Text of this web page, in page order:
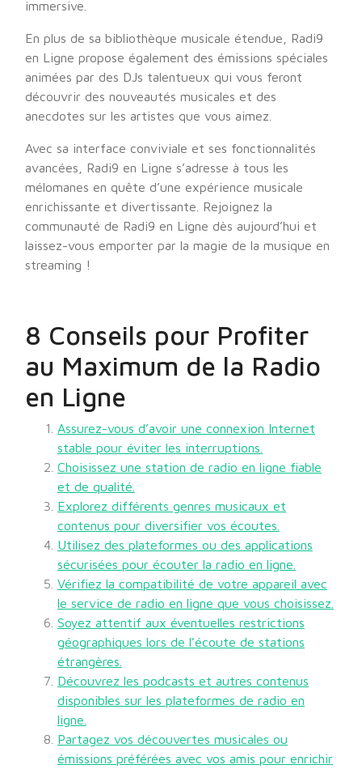
immersive.
En plus de sa bibliothèque musicale étendue, Radi9
en Ligne propose également des émissions spéciales
animées par des DJs talentueux qui vous feront
découvrir des nouveautés musicales et des
anecdotes sur les artistes que vous aimez.
Avec sa interface conviviale et ses fonctionnalités
avancées, Radi9 en Ligne s’adresse à tous les
mélomanes en quête d’une expérience musicale
enrichissante et divertissante. Rejoignez la
communauté de Radi9 en Ligne dès aujourd’hui et
laissez-vous emporter par la magie de la musique en
streaming !
8 Conseils pour Profiter
au Maximum de la Radio
en Ligne
Assurez-vous d’avoir une connexion Internet
stable pour éviter les interruptions.
Choisissez une station de radio en ligne fiable
et de qualité.
Explorez différents genres musicaux et
contenus pour diversifier vos écoutes.
Utilisez des plateformes ou des applications
sécurisées pour écouter la radio en ligne.
Vérifiez la compatibilité de votre appareil avec
le service de radio en ligne que vous choisissez.
Soyez attentif aux éventuelles restrictions
géographiques lors de l’écoute de stations
étrangères.
Découvrez les podcasts et autres contenus
disponibles sur les plateformes de radio en
ligne.
Partagez vos découvertes musicales ou
émissions préférées avec vos amis pour enrichir